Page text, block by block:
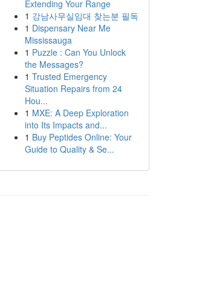
Extending Your Range
1 강남사무실임대 찾는분 필독
1 Dispensary Near Me
Mississauga
1 Puzzle : Can You Unlock
the Messages?
1 Trusted Emergency
Situation Repairs from 24
Hou...
1 MXE: A Deep Exploration
into Its Impacts and...
1 Buy Peptides Online: Your
Guide to Quality & Se...